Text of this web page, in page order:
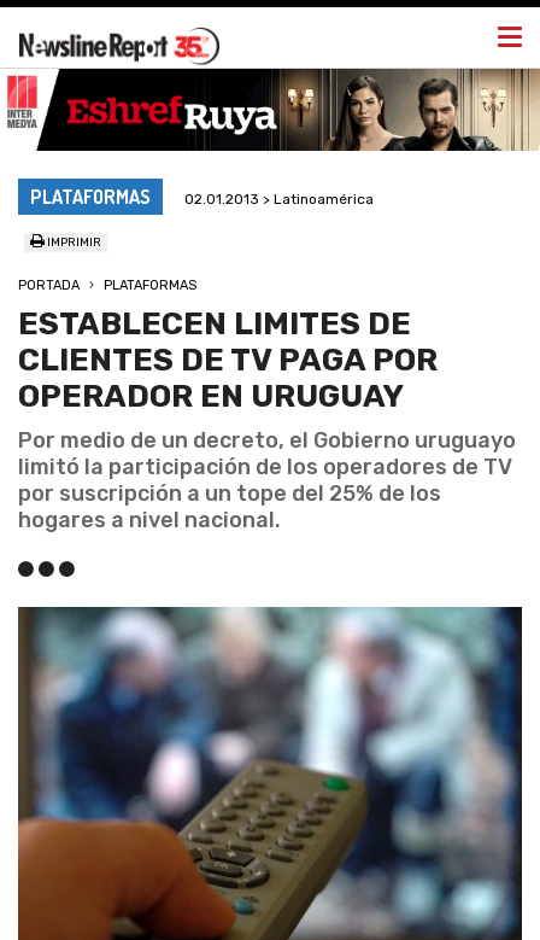
PLATAFORMAS 02.01.2013 > Latinoamérica
IMPRIMIR
PORTADA PLATAFORMAS
ESTABLECEN LIMITES DE
CLIENTES DE TV PAGA POR
OPERADOR EN URUGUAY
Por medio de un decreto, el Gobierno uruguayo
limitó la participación de los operadores de TV
por suscripción a un tope del 25% de los
hogares a nivel nacional.